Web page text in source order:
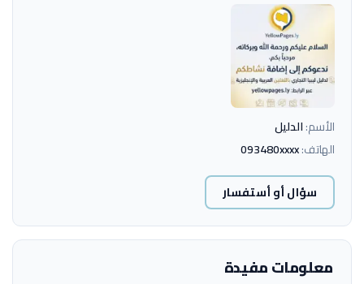
الأسم:الدليل
الهاتف:093480xxxx
سؤال أو أستفسار
معلومات مفيدة